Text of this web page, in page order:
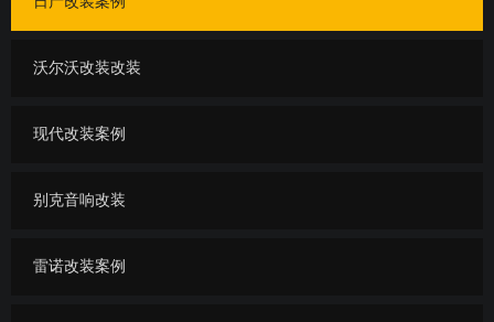
沃尔沃改装改装
现代改装案例
别克音响改装
雷诺改装案例